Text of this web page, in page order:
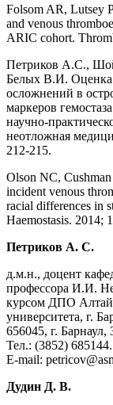
Folsom AR, Lutsey
and venous
ARIC cohort.
Петриков А.С.,
Белых В.И. Оценка
осложнений в
маркеров
научно-
неотложная
212-215.
Olson NC,
incident venous
racial differences in
Haemostasis. 2014;
Петриков А. С.
д.м.н., доцент
профессора И.И.
курсом ДПО
университета, г.
656045, г. Барнаул,
Тел.: (3852) 685144.
E-mail:
Дудин Д. В.